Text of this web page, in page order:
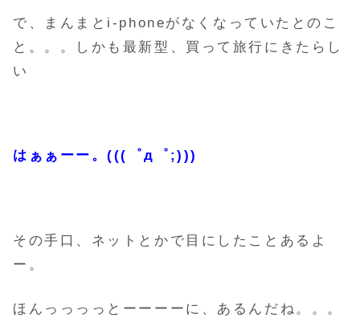
で、まんまとi-phoneがなくなっていたとのこ
と。。。しかも最新型、買って旅行にきたらし
い
はぁぁーー。(((゜д゜;)))
その手口、ネットとかで目にしたことあるよ
ー。
ほんっっっっとーーーーに、あるんだね。。。